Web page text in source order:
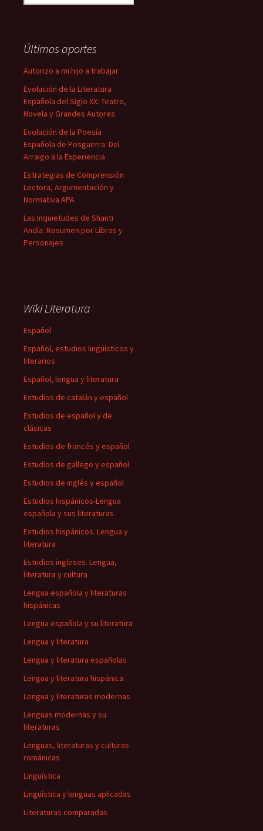
Últimos aportes
Autorizo a mi hijo a trabajar
Evolución de la Literatura
Española del Siglo XX: Teatro,
Novela y Grandes Autores
Evolución de la Poesía
Española de Posguerra: Del
Arraigo a la Experiencia
Estrategias de Comprensión
Lectora, Argumentación y
Normativa APA
Las Inquietudes de Shanti
Andía: Resumen por Libros y
Personajes
Wiki Literatura
Español
Español, estudios lingüísticos y
literarios
Español, lengua y literatura
Estudios de catalán y español
Estudios de español y de
clásicas
Estudios de francés y español
Estudios de gallego y español
Estudios de inglés y español
Estudios hispánicos-Lengua
española y sus literaturas
Estudios hispánicos. Lengua y
literatura
Estudios ingleses. Lengua,
literatura y cultura
Lengua española y literaturas
hispánicas
Lengua española y su literatura
Lengua y literatura
Lengua y literatura españolas
Lengua y literatura hispánica
Lengua y literaturas modernas
Lenguas modernas y su
literaturas
Lenguas, literaturas y culturas
románicas
Lingüística
Lingüística y lenguas aplicadas
Literaturas comparadas